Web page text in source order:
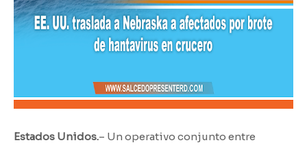
Estados Unidos.– Un operativo conjunto entre